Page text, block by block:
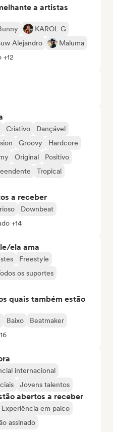
a artistas
KAROL G
Alejandro
Maluma
+12
Criativo
Dançável
Groovy
Hardcore
Original
Positivo
Tropical
a receber
Downbeat
+14
ela ama
Freestyle
os suportes
quais também estão
Baixo
Beatmaker
internacional
Jovens talentos
abertos a receber
Experiência em palco
assinado